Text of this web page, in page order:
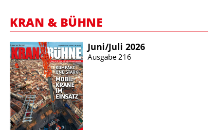
KRAN & BÜHNE
Juni/​Juli 2026
Ausgabe 216